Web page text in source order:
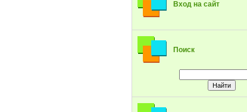
Вход на сайт
Поиск